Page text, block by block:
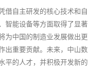
借自主研发的核心技术和自
智能设备等方面取得了显著
为中国的制造业发展做出更
出重要贡献。未来，中山数
平的人才，并积极开发新的